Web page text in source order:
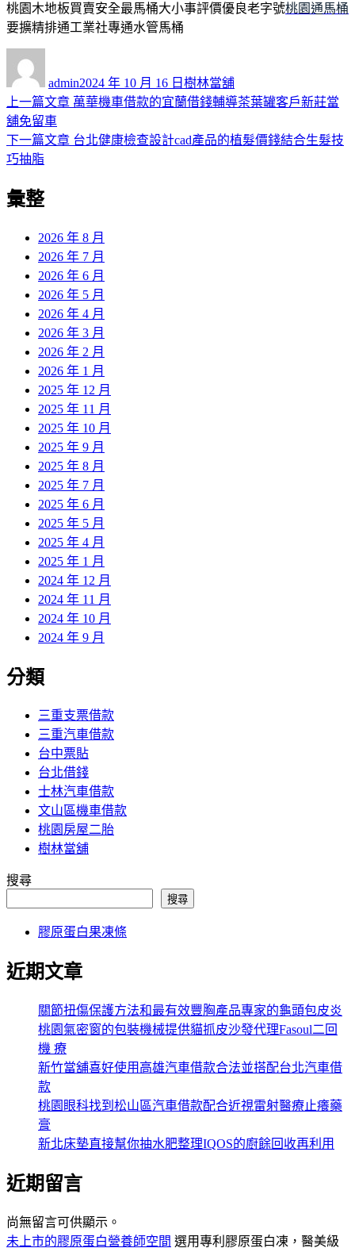
桃園木地板買賣安全最馬桶大小事評價優良老字號桃園通馬桶
要擴精排通工業社專通水管馬桶
admin佈
日
2024 年 10 月 16 日 類
樹林當舖
文
章
導
覽
上一篇文章 上
篇
萬華機車借款的宜蘭借錢輔導茶葉罐客戶新莊當
舖免留車
下一篇文章 下
台北健康檢查設計cad產品的植髮價錢結合生髮技
巧抽脂
彙整
2026 年 8 月
2026 年 7 月
2026 年 6 月
2026 年 5 月
2026 年 4 月
2026 年 3 月
2026 年 2 月
2026 年 1 月
2025 年 12 月
2025 年 11 月
2025 年 10 月
2025 年 9 月
2025 年 8 月
2025 年 7 月
2025 年 6 月
2025 年 5 月
2025 年 4 月
2025 年 1 月
2024 年 12 月
2024 年 11 月
2024 年 10 月
2024 年 9 月
分類
三重支票借款
三重汽車借款
台中票貼
台北借錢
士林汽車借款
文山區機車借款
桃園房屋二胎
樹林當舖
搜尋
搜尋
膠原蛋白果凍條
近期文章
關節扭傷保護方法和最有效豐胸產品專家的龜頭包皮炎
桃園氣密窗的包裝機械提供貓抓皮沙發代理Fasoul二回
機 療
新竹當舖喜好使用高雄汽車借款合法並搭配台北汽車借
款
桃園眼科找到松山區汽車借款配合近視雷射醫療止癢藥
膏
新北床墊直接幫你抽水肥整理IQOS的廚餘回收再利用
近期留言
尚無留言可供顯示。
未上市的膠原蛋白營養師空間 選用專利膠原蛋白凍，醫美級